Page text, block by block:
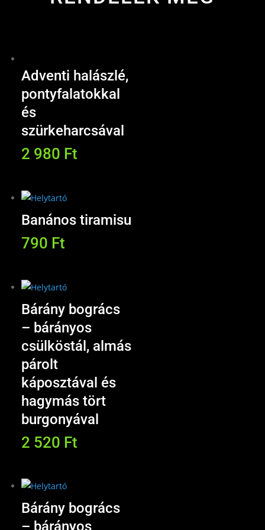
Adventi halászlé,
pontyfalatokkal
és
szürkeharcsával
2 980 Ft
Banános tiramisu
790 Ft
Bárány bogrács
– bárányos
csülköstál, almás
párolt
káposztával és
hagymás tört
burgonyával
2 520 Ft
Bárány bogrács
– bárányos